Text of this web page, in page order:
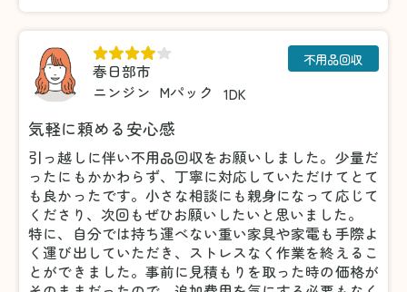
春日部市
ニンジン Mパック 1DK
不用品回収
気軽に頼める安心感
引っ越しに伴い不用品回収をお願いしました。少量だ
ったにもかかわらず、丁寧に対応していただけてとて
も良かったです。小さな相談にも親身になって応じて
くださり、次回もぜひお願いしたいと思いました。
特に、自分では持ち運べない重い家具や家電も手際よ
く運び出していただき、ストレスなく作業を終えるこ
とができました。事前に見積もりを取った時の価格が